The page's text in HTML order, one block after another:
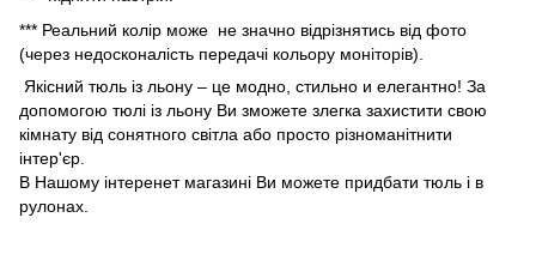
*** Реальний колір може не значно відрізнятись від фото
(через недосконалість передачі кольору моніторів).
Якісний тюль із льону – це модно, стильно и елегантно! За
допомогою тюлі із льону Ви зможете злегка захистити свою
кімнату від сонятного світла або просто різноманітнити
інтер'єр.
В Нашому інтеренет магазині Ви можете придбати тюль і в
рулонах.